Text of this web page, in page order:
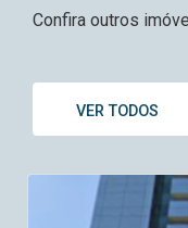
Confira outros
VER TODOS